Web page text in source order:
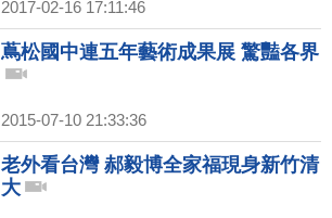
2017-02-16 17:11:46
蔦松國中連五年藝術成果展 驚豔各界
2015-07-10 21:33:36
老外看台灣 郝毅博全家福現身新竹清
大